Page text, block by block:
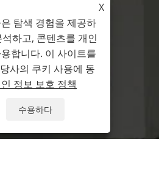
577-62722077
X
탐색 경험을 제공하
하고, 콘텐츠를 개인
합니다. 이 사이트를
사의 쿠키 사용에 동
정보 보호 정책
수용하다